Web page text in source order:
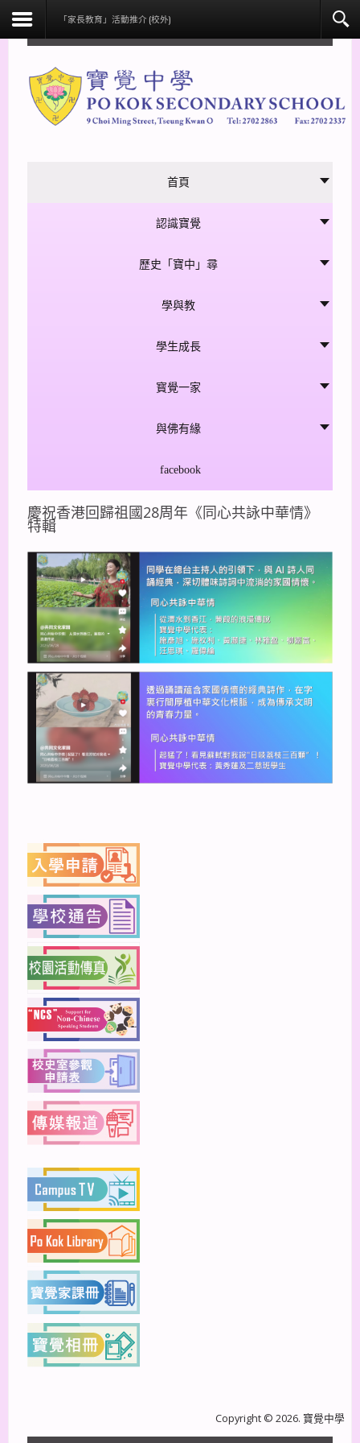
「家長教育」活動推介 (校外)
首頁
認識寶覺
歷史「寶中」尋
學與教
學生成長
寳覺一家
與佛有緣
facebook
慶祝香港回歸祖國28周年《同心共詠中華情》
特輯
Copyright © 2026. 寶覺中學